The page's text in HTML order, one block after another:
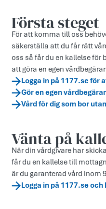
Första steget
För att komma till oss
säkerställa att du får rätt
oss så får du en kallelse för
att göra en egen
Logga in på 1177.se
Gör en egen
Vård för dig som bor
Vänta på
När din vårdgivare har
får du en kallelse till
är du garanterad vård inom
Logga in på 1177.se